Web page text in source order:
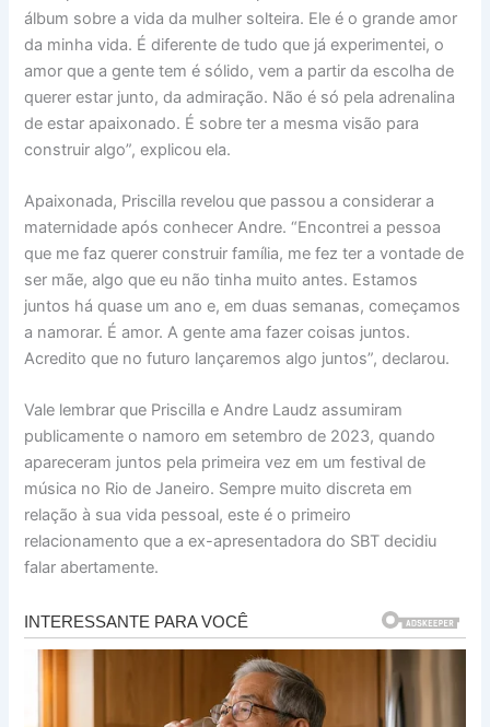
álbum sobre a vida da mulher solteira. Ele é o grande amor
da minha vida. É diferente de tudo que já experimentei, o
amor que a gente tem é sólido, vem a partir da escolha de
querer estar junto, da admiração. Não é só pela adrenalina
de estar apaixonado. É sobre ter a mesma visão para
construir algo”, explicou ela.
Apaixonada, Priscilla revelou que passou a considerar a
maternidade após conhecer Andre. “Encontrei a pessoa
que me faz querer construir família, me fez ter a vontade de
ser mãe, algo que eu não tinha muito antes. Estamos
juntos há quase um ano e, em duas semanas, começamos
a namorar. É amor. A gente ama fazer coisas juntos.
Acredito que no futuro lançaremos algo juntos”, declarou.
Vale lembrar que Priscilla e Andre Laudz assumiram
publicamente o namoro em setembro de 2023, quando
apareceram juntos pela primeira vez em um festival de
música no Rio de Janeiro. Sempre muito discreta em
relação à sua vida pessoal, este é o primeiro
relacionamento que a ex-apresentadora do SBT decidiu
falar abertamente.